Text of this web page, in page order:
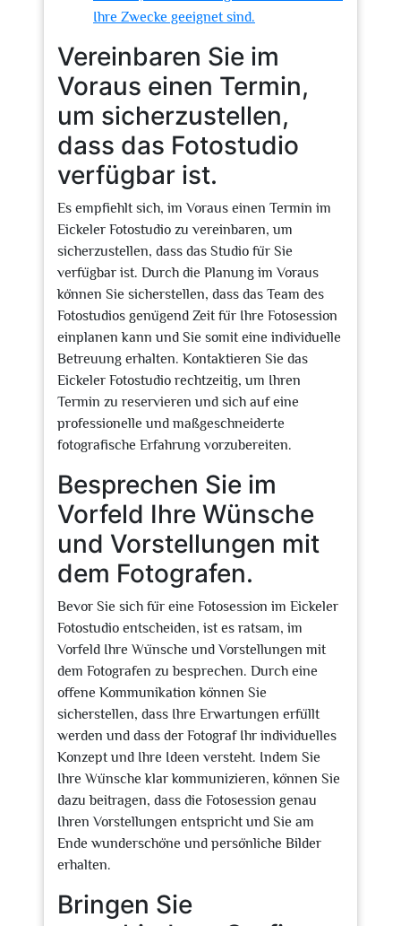
Ihre Zwecke geeignet sind.
Vereinbaren Sie im
Voraus einen Termin,
um sicherzustellen,
dass das Fotostudio
verfügbar ist.
Es empfiehlt sich, im Voraus einen Termin im
Eickeler Fotostudio zu vereinbaren, um
sicherzustellen, dass das Studio für Sie
verfügbar ist. Durch die Planung im Voraus
können Sie sicherstellen, dass das Team des
Fotostudios genügend Zeit für Ihre Fotosession
einplanen kann und Sie somit eine individuelle
Betreuung erhalten. Kontaktieren Sie das
Eickeler Fotostudio rechtzeitig, um Ihren
Termin zu reservieren und sich auf eine
professionelle und maßgeschneiderte
fotografische Erfahrung vorzubereiten.
Besprechen Sie im
Vorfeld Ihre Wünsche
und Vorstellungen mit
dem Fotografen.
Bevor Sie sich für eine Fotosession im Eickeler
Fotostudio entscheiden, ist es ratsam, im
Vorfeld Ihre Wünsche und Vorstellungen mit
dem Fotografen zu besprechen. Durch eine
offene Kommunikation können Sie
sicherstellen, dass Ihre Erwartungen erfüllt
werden und dass der Fotograf Ihr individuelles
Konzept und Ihre Ideen versteht. Indem Sie
Ihre Wünsche klar kommunizieren, können Sie
dazu beitragen, dass die Fotosession genau
Ihren Vorstellungen entspricht und Sie am
Ende wunderschöne und persönliche Bilder
erhalten.
Bringen Sie